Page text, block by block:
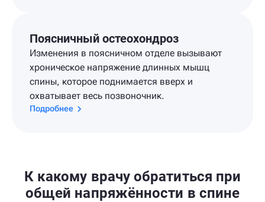
Поясничный остеохондроз
Изменения в поясничном отделе вызывают
хроническое напряжение длинных мышц
спины, которое поднимается вверх и
охватывает весь позвоночник.
Подробнее
К какому врачу обратиться при
общей напряжённости в спине